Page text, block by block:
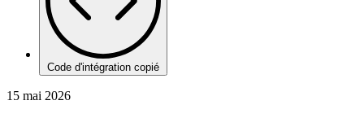
Code d'intégration copié
15 mai 2026